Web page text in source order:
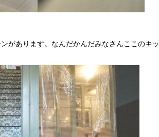
があります。なんだかんだみなさんここのキッ